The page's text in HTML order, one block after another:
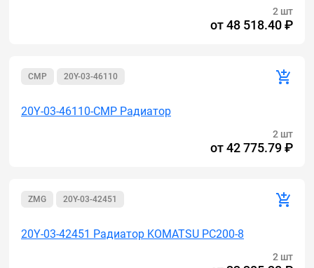
2 шт
от48 518.40 ₽
CMP 20Y-03-46110
20Y-03-46110-CMP Радиатор
2 шт
от42 775.79 ₽
ZMG 20Y-03-42451
20Y-03-42451 Радиатор KOMATSU PC200-8
2 шт